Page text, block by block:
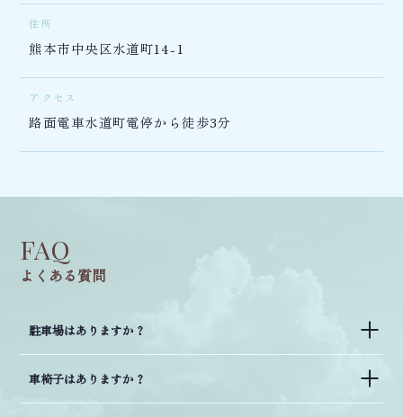
住所
熊本市中央区水道町14-1
アクセス
路面電車水道町電停から徒歩3分
FAQ
よくある質問
駐車場はありますか？
車椅子はありますか？